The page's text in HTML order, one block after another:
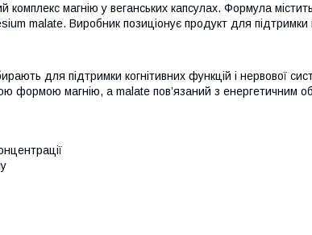
магнію у веганських капсулах. Формула
malate. Виробник позиціонує продукт для підтримки
для підтримки когнітивних функцій і нервової
формою магнію, а malate пов’язаний з енергетичним